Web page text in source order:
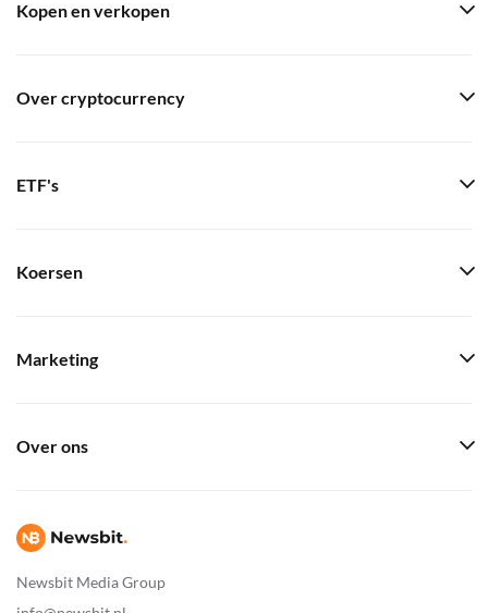
Newsbit Media Group
Kopen en verkopen
Over cryptocurrency
ETF's
Koersen
Marketing
Over ons